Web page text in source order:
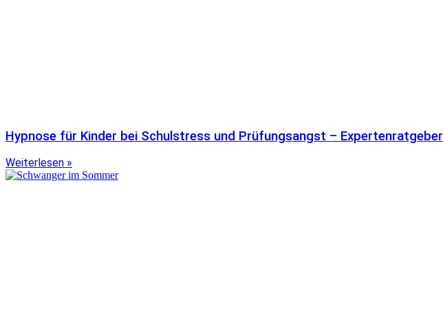
Hypnose für Kinder bei Schulstress und Prüfungsangst – Expertenratgeber
Weiterlesen »